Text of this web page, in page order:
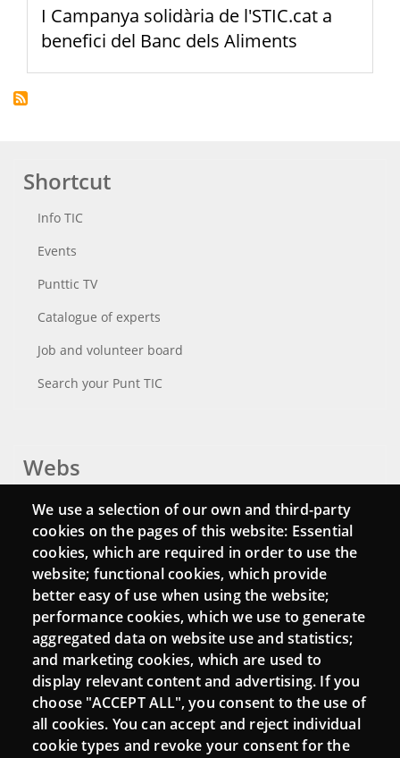
I Campanya solidària de l'STIC.cat a
benefici del Banc dels Aliments
Shortcut
Info TIC
Events
Punttic TV
Catalogue of experts
Job and volunteer board
Search your Punt TIC
Webs
Login
Mattermost Punt TIC
Moodle CampusLab
Connect
Contact
Newsletters
We use a selection of our own and third-party
cookies on the pages of this website: Essential
cookies, which are required in order to use the
website; functional cookies, which provide
better easy of use when using the website;
performance cookies, which we use to generate
aggregated data on website use and statistics;
and marketing cookies, which are used to
display relevant content and advertising. If you
choose "ACCEPT ALL", you consent to the use of
all cookies. You can accept and reject individual
cookie types and revoke your consent for the